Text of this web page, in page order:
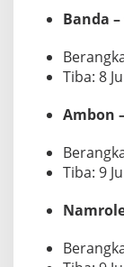
Banda
Tiba: 8
Ambon
Tiba: 9